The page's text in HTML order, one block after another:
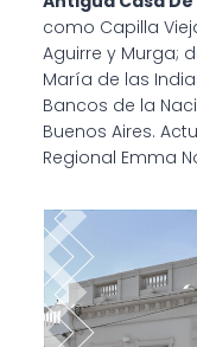
como Capilla
Aguirre y Murga;
María de las
Bancos de la
Buenos Aires.
Regional Emma